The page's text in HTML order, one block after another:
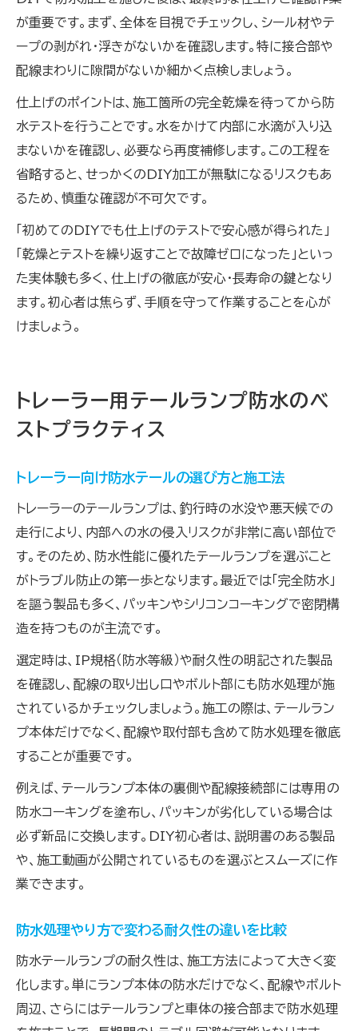
が重要です。まず、全体を目視でチェックし、シール材やテ
ープの剥がれ・浮きがないかを確認します。特に接合部や
配線まわりに隙間がないか細かく点検しましょう。
仕上げのポイントは、施工箇所の完全乾燥を待ってから防
水テストを行うことです。水をかけて内部に水滴が入り込
まないかを確認し、必要なら再度補修します。この工程を
省略すると、せっかくのDIY加工が無駄になるリスクもあ
るため、慎重な確認が不可欠です。
「初めてのDIYでも仕上げのテストで安心感が得られた」
「乾燥とテストを繰り返すことで故障ゼロになった」といっ
た実体験も多く、仕上げの徹底が安心・長寿命の鍵となり
ます。初心者は焦らず、手順を守って作業することを心が
けましょう。
トレーラー用テールランプ防水のベ
ストプラクティス
トレーラー向け防水テールの選び方と施工法
トレーラーのテールランプは、釣行時の水没や悪天候での
走行により、内部への水の侵入リスクが非常に高い部位で
す。そのため、防水性能に優れたテールランプを選ぶこと
がトラブル防止の第一歩となります。最近では「完全防水」
を謳う製品も多く、パッキンやシリコンコーキングで密閉構
造を持つものが主流です。
選定時は、IP規格（防水等級）や耐久性の明記された製品
を確認し、配線の取り出し口やボルト部にも防水処理が施
されているかチェックしましょう。施工の際は、テールラン
プ本体だけでなく、配線や取付部も含めて防水処理を徹底
することが重要です。
例えば、テールランプ本体の裏側や配線接続部には専用の
防水コーキングを塗布し、パッキンが劣化している場合は
必ず新品に交換します。DIY初心者は、説明書のある製品
や、施工動画が公開されているものを選ぶとスムーズに作
業できます。
防水処理やり方で変わる耐久性の違いを比較
防水テールランプの耐久性は、施工方法によって大きく変
化します。単にランプ本体の防水だけでなく、配線やボルト
周辺、さらにはテールランプと車体の接合部まで防水処理